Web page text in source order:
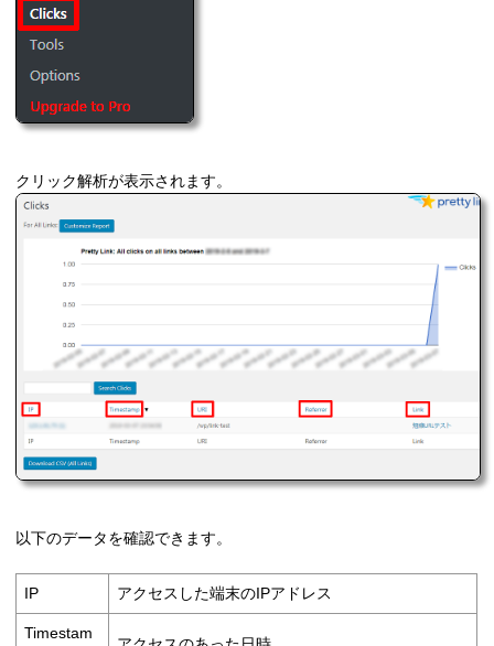
クリック解析が表示されます。
以下のデータを確認できます。
IP アクセスした端末のIPアドレス
Timestam